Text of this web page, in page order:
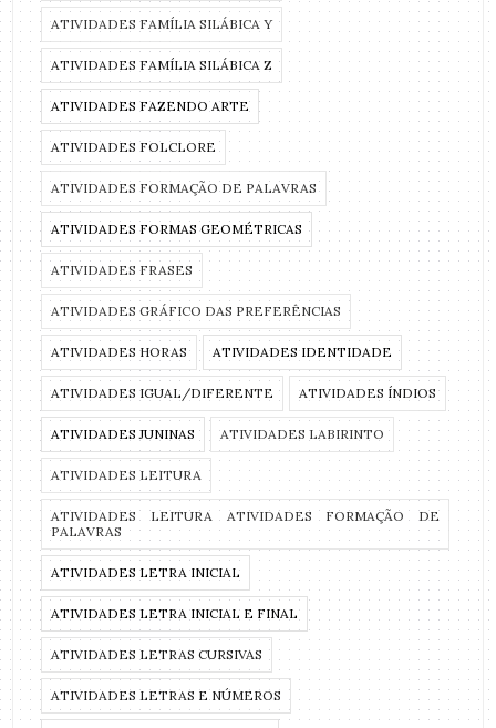
ATIVIDADES FAMÍLIA SILÁBICA Y
ATIVIDADES FAMÍLIA SILÁBICA Z
ATIVIDADES FAZENDO ARTE
ATIVIDADES FOLCLORE
ATIVIDADES FORMAÇÃO DE PALAVRAS
ATIVIDADES FORMAS GEOMÉTRICAS
ATIVIDADES FRASES
ATIVIDADES GRÁFICO DAS PREFERÊNCIAS
ATIVIDADES HORAS ATIVIDADES IDENTIDADE
ATIVIDADES IGUAL/DIFERENTE ATIVIDADES ÍNDIOS
ATIVIDADES JUNINAS ATIVIDADES LABIRINTO
ATIVIDADES LEITURA
ATIVIDADES LEITURA ATIVIDADES FORMAÇÃO DE
PALAVRAS
ATIVIDADES LETRA INICIAL
ATIVIDADES LETRA INICIAL E FINAL
ATIVIDADES LETRAS CURSIVAS
ATIVIDADES LETRAS E NÚMEROS